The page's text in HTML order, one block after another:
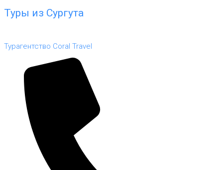
Туры из Сургута
Турагентство Coral Travel